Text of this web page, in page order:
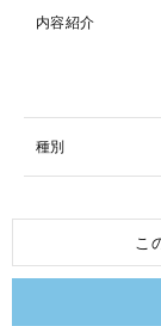
内容紹介
種別
こ